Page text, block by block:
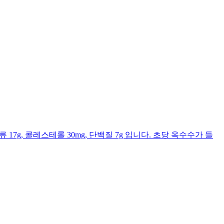
17g, 콜레스테롤 30mg, 단백질 7g 입니다. 초당 옥수수가 들